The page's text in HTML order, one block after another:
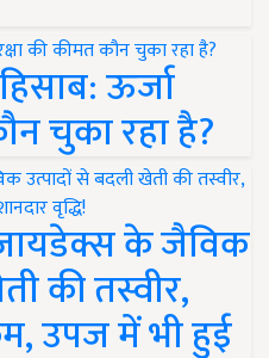
ऊर्जा
चुका रहा है?
के जैविक
की तस्वीर,
उपज में भी हुई